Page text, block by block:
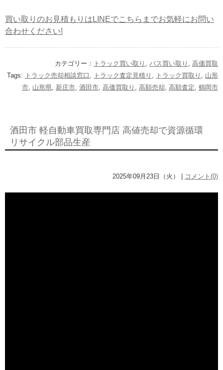
買い取りのお見積もりはLINEでこちらまでお気軽にお問い
合わせください!
カテゴリー： トラック買い取り バス買い取り
高価買取
Tags:
トラック売却相談窓口 トラック査定見積り トラック買取り
山形
市 山形県 新庄市 酒田市 高価買取り 高額売却 高額査定 鶴岡市
酒田市 軽自動車買取専門店 高値売却で資源循環
リサイクル部品生産
2025年09月23日（火） | コメント(0)